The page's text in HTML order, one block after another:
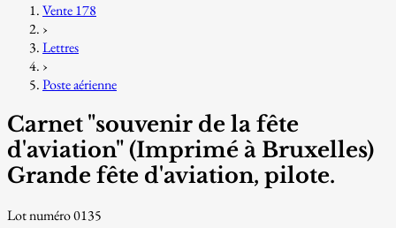
Vente 178
›
Lettres
›
Poste aérienne
Carnet "souvenir de la fête
d'aviation" (Imprimé à Bruxelles)
Grande fête d'aviation, pilote.
Lot numéro 0135